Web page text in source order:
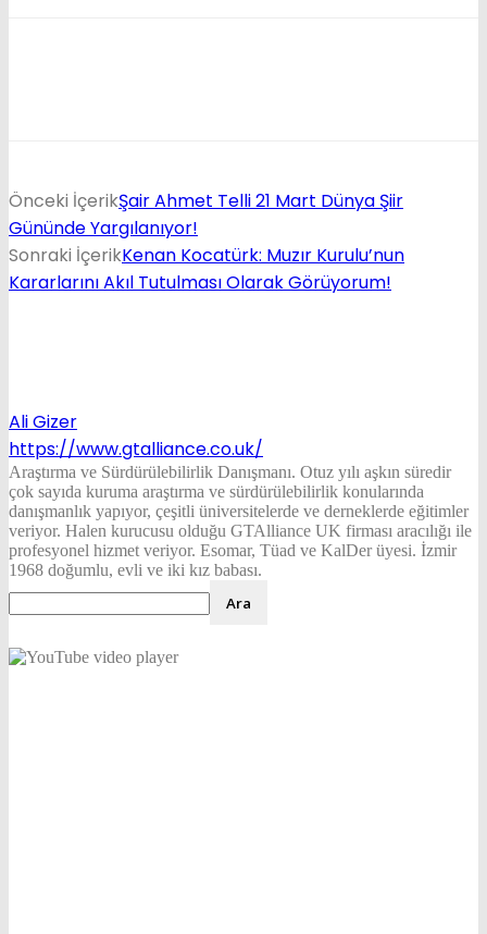
Önceki İçerikŞair Ahmet Telli 21 Mart Dünya Şiir
Gününde Yargılanıyor!
Sonraki İçerikKenan Kocatürk: Muzır Kurulu’nun
Kararlarını Akıl Tutulması Olarak Görüyorum!
Ali Gizer
https://www.gtalliance.co.uk/
Araştırma ve Sürdürülebilirlik Danışmanı. Otuz yılı aşkın süredir
çok sayıda kuruma araştırma ve sürdürülebilirlik konularında
danışmanlık yapıyor, çeşitli üniversitelerde ve derneklerde eğitimler
veriyor. Halen kurucusu olduğu GTAlliance UK firması aracılığı ile
profesyonel hizmet veriyor. Esomar, Tüad ve KalDer üyesi. İzmir
1968 doğumlu, evli ve iki kız babası.